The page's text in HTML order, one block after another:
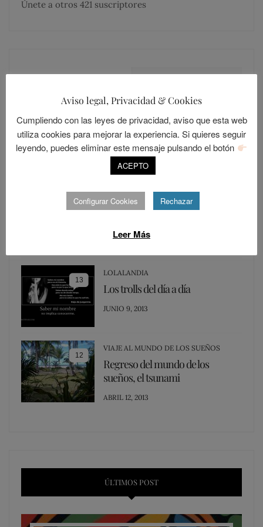
Únete a otros 421 suscriptores
LOLALANDIA
Sevilla, una ciudad cerrada
POSTED
ON
ABRIL 15, 2014
15
LOLALANDIA
Los Resentidos
POSTED
DICIEMBRE 30, 2015
13
LOLALANDIA
Los trolls del día a día
POSTED
JUNIO 9, 2013
12
VIAJE AL MUNDO DE LOS SUEÑOS
Regreso del mundo de los
sueños, el tsunami
POSTED
ABRIL 12, 2013
ÚLTIMOS POST
Aviso legal, Privacidad & Cookies
Cumpliendo con las leyes de privacidad, aviso que esta web
utiliza cookies para mejorar la experiencia. Si quieres seguir
leyendo, puedes eliminar este mensaje pulsando el botón
ACEPTO
Configurar Cookies Rechazar
Leer Más